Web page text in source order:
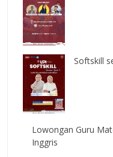
Softskill
Lowongan Guru
Inggris